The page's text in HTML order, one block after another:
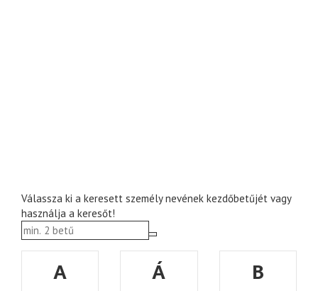
Válassza ki a keresett személy nevének kezdőbetűjét vagy
használja a keresőt!
A Á
B